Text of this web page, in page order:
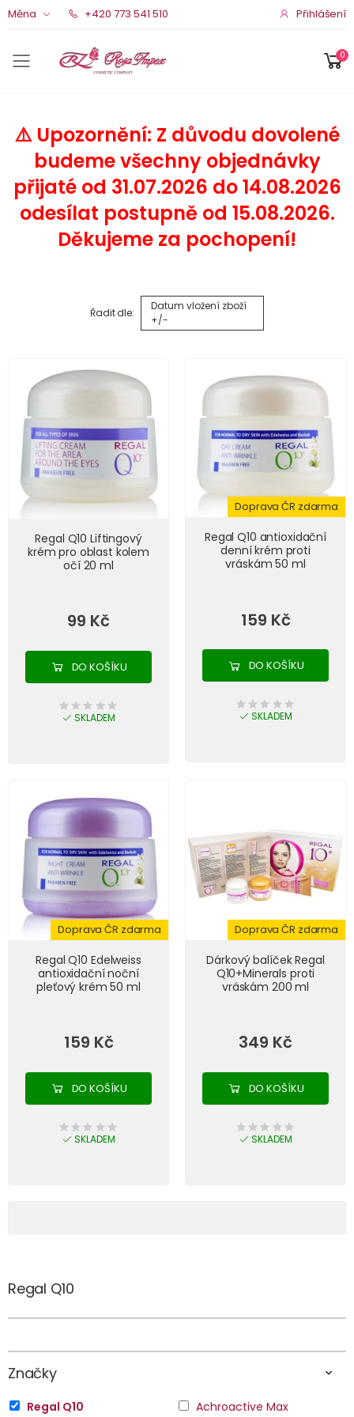
Měna +420 773 541 510 Přihlášení
Menu pro mobil 0
⚠️ Upozornění: Z důvodu dovolené
budeme všechny objednávky
přijaté od 31.07.2026 do 14.08.2026
odesílat postupně od 15.08.2026.
Děkujeme za pochopení!
Řadit dle:
Datum vložení zboží
+/-
Regal Q10 Liftingový
krém pro oblast kolem
očí 20 ml
99 Kč
DO KOŠÍKU
SKLADEM
Doprava ČR zdarma
Regal Q10 antioxidační
denní krém proti
vráskám 50 ml
159 Kč
DO KOŠÍKU
SKLADEM
Doprava ČR zdarma
Regal Q10 Edelweiss
antioxidační noční
pleťový krém 50 ml
159 Kč
DO KOŠÍKU
SKLADEM
Doprava ČR zdarma
Dárkový balíček Regal
Q10+Minerals proti
vráskám 200 ml
349 Kč
DO KOŠÍKU
SKLADEM
Regal Q10
Značky
Regal Q10 Achroactive Max